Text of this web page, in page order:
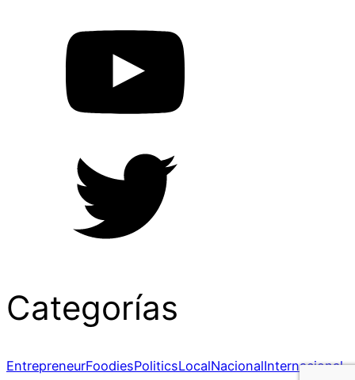
Categorías
EntrepreneurFoodiesPoliticsLocalNacionalInternacional